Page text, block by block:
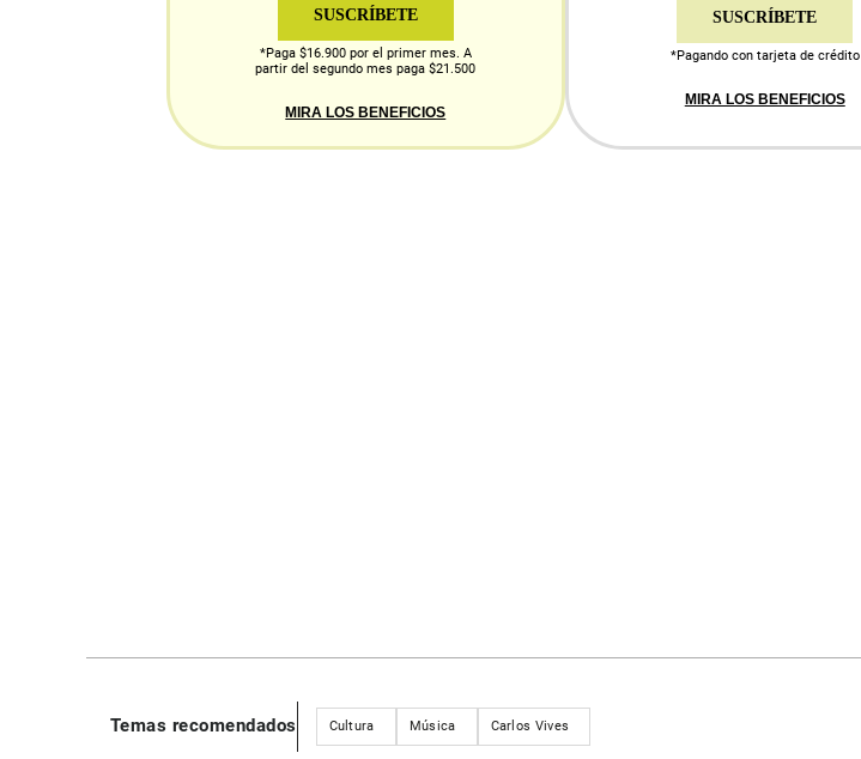
SUSCRÍBETE
*Paga $16.900 por el primer mes. A
partir del segundo mes paga $21.500
MIRA LOS BENEFICIOS
SUSCRÍBETE
*Pagando con tarjeta de crédito
MIRA LOS BENEFICIOS
Temas recomendados Cultura Música Carlos Vives